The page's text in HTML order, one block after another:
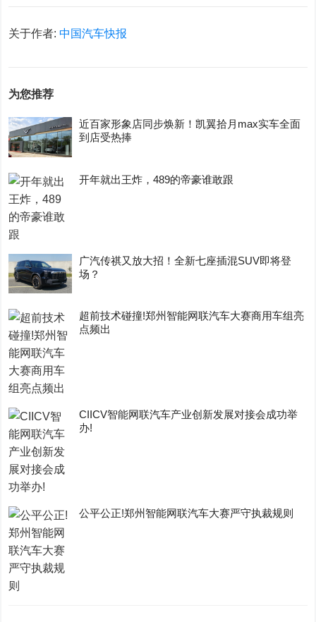
关于作者:中国汽车快报
为您推荐
近百家形象店同步焕新！凯翼拾月max实车全面
到店受热捧
开年就出王炸，489的帝豪谁敢跟
广汽传祺又放大招！全新七座插混SUV即将登
场？
超前技术碰撞!郑州智能网联汽车大赛商用车组亮
点频出
CIICV智能网联汽车产业创新发展对接会成功举
办!
公平公正!郑州智能网联汽车大赛严守执裁规则